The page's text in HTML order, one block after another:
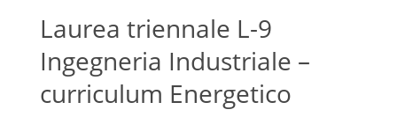
Laurea triennale L-9
Ingegneria Industriale –
curriculum Energetico